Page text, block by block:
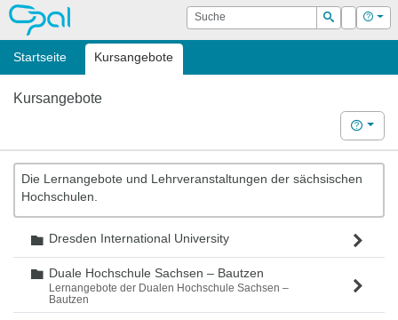
OPAL Suche
Suchen
Login Hilfe
Startseite Kursangebote
Kursangebote
Hilfe
Die Lernangebote und Lehrveranstaltungen der sächsischen
Hochschulen.
Ordner
Dresden International University
Ordner
Duale Hochschule Sachsen – Bautzen
Lernangebote der Dualen Hochschule Sachsen –
Bautzen